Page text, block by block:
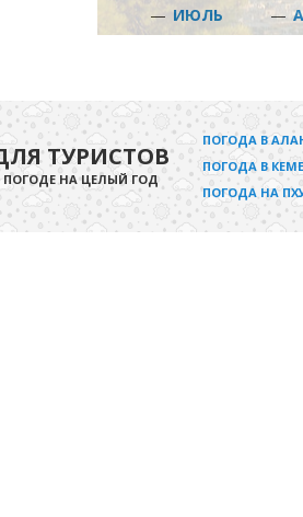
— ИЮЛЬ —
ТУРИСТОВ
НА ЦЕЛЫЙ ГОД
ПОГОДА В
ПОГОДА В
ПОГОДА НА